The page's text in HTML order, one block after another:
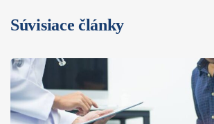
Súvisiace články